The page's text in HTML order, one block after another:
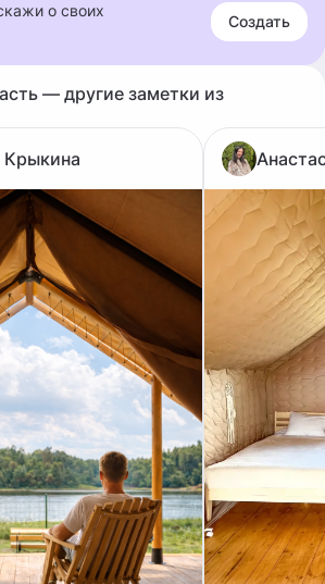
о своих
Создать
— другие заметки из
Крыкина